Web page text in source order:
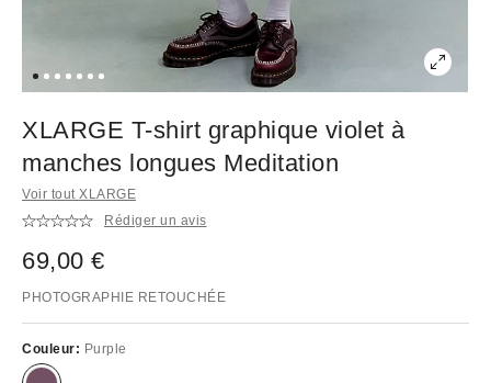
XLARGE T-shirt graphique violet à
manches longues Meditation
Voir tout XLARGE
Rédiger un avis
69,00 €
PHOTOGRAPHIE RETOUCHÉE
Couleur: Purple